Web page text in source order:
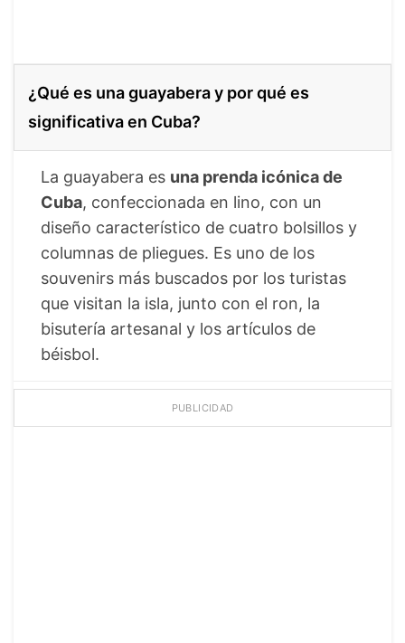
¿Qué es una guayabera y por qué es
significativa en Cuba?
La guayabera es una prenda icónica de
Cuba, confeccionada en lino, con un
diseño característico de cuatro bolsillos y
columnas de pliegues. Es uno de los
souvenirs más buscados por los turistas
que visitan la isla, junto con el ron, la
bisutería artesanal y los artículos de
béisbol.
PUBLICIDAD